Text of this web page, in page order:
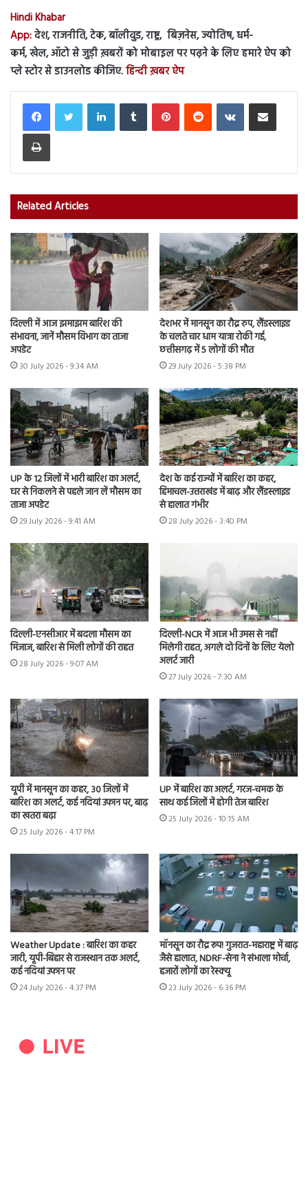
Hindi Khabar
App:देश, राजनीति, टेक, बॉलीवुड, राष्ट्र, बिज़नेस, ज्योतिष, धर्म-
कर्म, खेल, ऑटो से जुड़ी ख़बरों को मोबाइल पर पढ़ने के लिए हमारे ऐप को
प्ले स्टोर से डाउनलोड कीजिए.हिन्दी ख़बर ऐप
LinkedInTumblr PinterestReddit VKontakteShare via Email
Print
Related Articles
दिल्ली में आज झमाझम बारिश की
संभावना, जानें मौसम विभाग का ताजा
अपडेट
30 July 2026 - 9:34 AM
देशभर में मानसून का रौद्र रुप, लैंडस्लाइड
के चलते चार धाम यात्रा रोकी गई,
छत्तीसगढ़ में 5 लोगों की मौत
29 July 2026 - 5:38 PM
UP के 12 जिलों में भारी बारिश का अलर्ट,
घर से निकलने से पहले जान लें मौसम का
ताजा अपडेट
29 July 2026 - 9:41 AM
देश के कई राज्यों में बारिश का कहर,
हिमाचल-उत्तराखंड में बाढ़ और लैंडस्लाइड
से हालात गंभीर
28 July 2026 - 3:40 PM
दिल्ली-एनसीआर में बदला मौसम का
मिजाज, बारिश से मिली लोगों की राहत
28 July 2026 - 9:07 AM
दिल्ली-NCR में आज भी उमस से नहीं
मिलेगी राहत, अगले दो दिनों के लिए येलो
अलर्ट जारी
27 July 2026 - 7:30 AM
यूपी में मानसून का कहर, 30 जिलों में
बारिश का अलर्ट, कई नदियां उफान पर, बाढ़
का खतरा बढ़ा
25 July 2026 - 4:17 PM
UP में बारिश का अलर्ट, गरज-चमक के
साथ कई जिलों में होगी तेज बारिश
25 July 2026 - 10:15 AM
Weather Update : बारिश का कहर
जारी, यूपी-बिहार से राजस्थान तक अलर्ट,
कई नदियां उफान पर
24 July 2026 - 4:37 PM
मॉनसून का रौद्र रूप! गुजरात-महाराष्ट्र में बाढ़
जैसे हालात, NDRF-सेना ने संभाला मोर्चा,
हजारों लोगों का रेस्क्यू
23 July 2026 - 6:36 PM